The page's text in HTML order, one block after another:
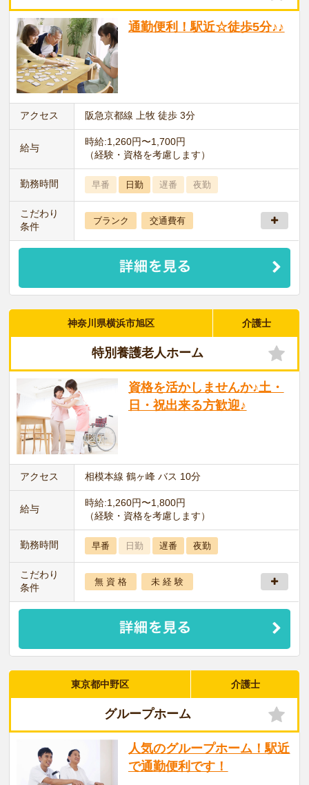
通勤便利！駅近☆徒歩5分♪♪
アクセス 阪急京都線 上牧 徒歩 3分
給与
時給:1,260円〜1,700円
（経験・資格を考慮します）
勤務時間 早番 日勤 遅番 夜勤
こだわり
条件
ブランク 交通費有
神奈川県横浜市旭区 介護士
特別養護老人ホーム
資格を活かしませんか♪土・
日・祝出来る方歓迎♪
アクセス 相模本線 鶴ヶ峰 バス 10分
給与
時給:1,260円〜1,800円
（経験・資格を考慮します）
勤務時間 早番 日勤 遅番 夜勤
こだわり
条件
無 資 格 未 経 験
東京都中野区 介護士
グループホーム
人気のグループホーム！駅近
で通勤便利です！